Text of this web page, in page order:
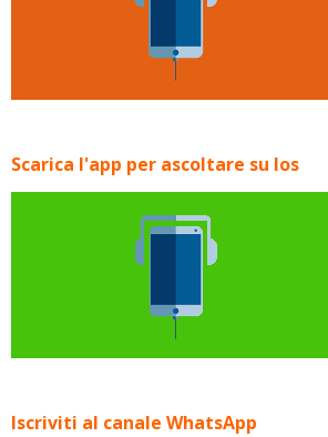
Scarica l'app per ascoltare su Ios
Iscriviti al canale WhatsApp